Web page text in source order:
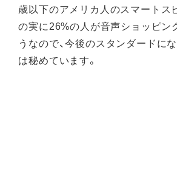
歳以下のアメリカ人のスマートス
の実に26%の人が音声ショッピン
うなので、今後のスタンダードに
は秘めています。